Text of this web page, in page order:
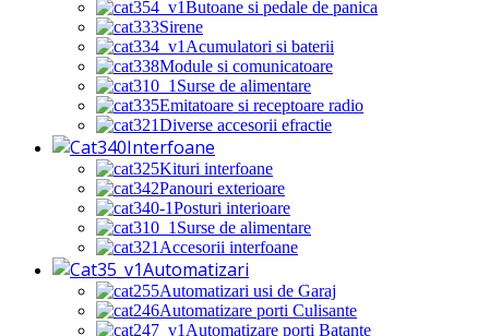
Butoane si pedale de panica
Sirene
Acumulatori si baterii
Module si comunicatoare
Surse de alimentare
Emitatoare si receptoare radio
Diverse accesorii efractie
Interfoane
Kituri interfoane
Panouri exterioare
Posturi interioare
Surse de alimentare
Accesorii interfoane
Automatizari
Automatizari usi de Garaj
Automatizare porti Culisante
Automatizare porti Batante